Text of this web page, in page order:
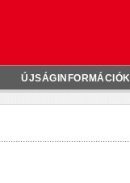
ÚJSÁGINFORMÁCIÓK